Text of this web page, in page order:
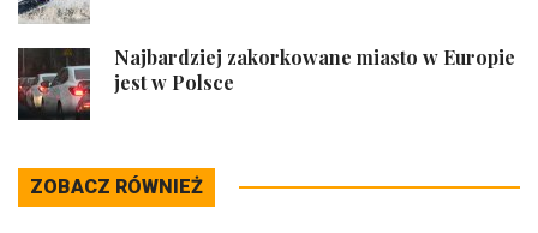
Najbardziej zakorkowane miasto w Europie
jest w Polsce
ZOBACZ RÓWNIEŻ